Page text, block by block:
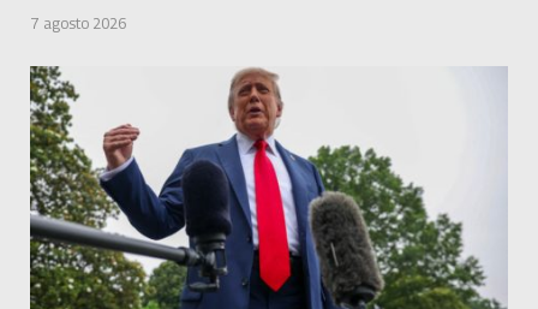
7 agosto 2026